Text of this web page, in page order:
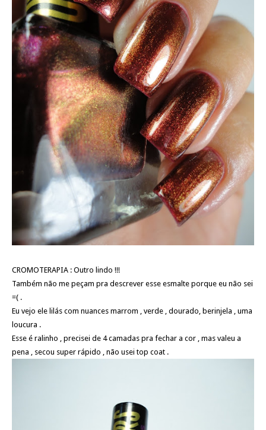
CROMOTERAPIA : Outro lindo !!!
Também não me peçam pra descrever esse esmalte porque eu não sei
=( .
Eu vejo ele lilás com nuances marrom , verde , dourado, berinjela , uma
loucura .
Esse é ralinho , precisei de 4 camadas pra fechar a cor , mas valeu a
pena , secou super rápido , não usei top coat .